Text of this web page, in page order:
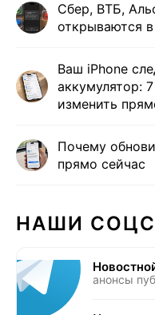
Сбер, ВТБ,
открываются
Ваш iPhone
аккумулятор:
изменить
Почему
прямо сейчас
НАШИ
анонсы